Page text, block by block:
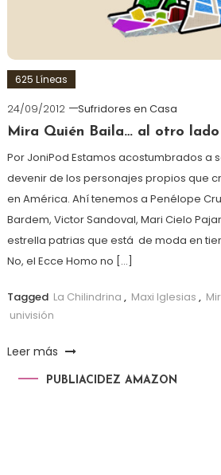
625 Líneas
24/09/2012
Sufridores en Casa
Mira Quién Baila… al otro
Por JoniPod Estamos acostumbrados a
devenir de los personajes propios que
en América. Ahí tenemos a Penélope
Bardem, Victor Sandoval, Mari Cielo
estrella patrias que está de moda en
No, el Ecce Homo no […]
Tagged La Chilindrina , Maxi Iglesias ,
univisión
Leer más
PUBLIACIDEZ AMAZON